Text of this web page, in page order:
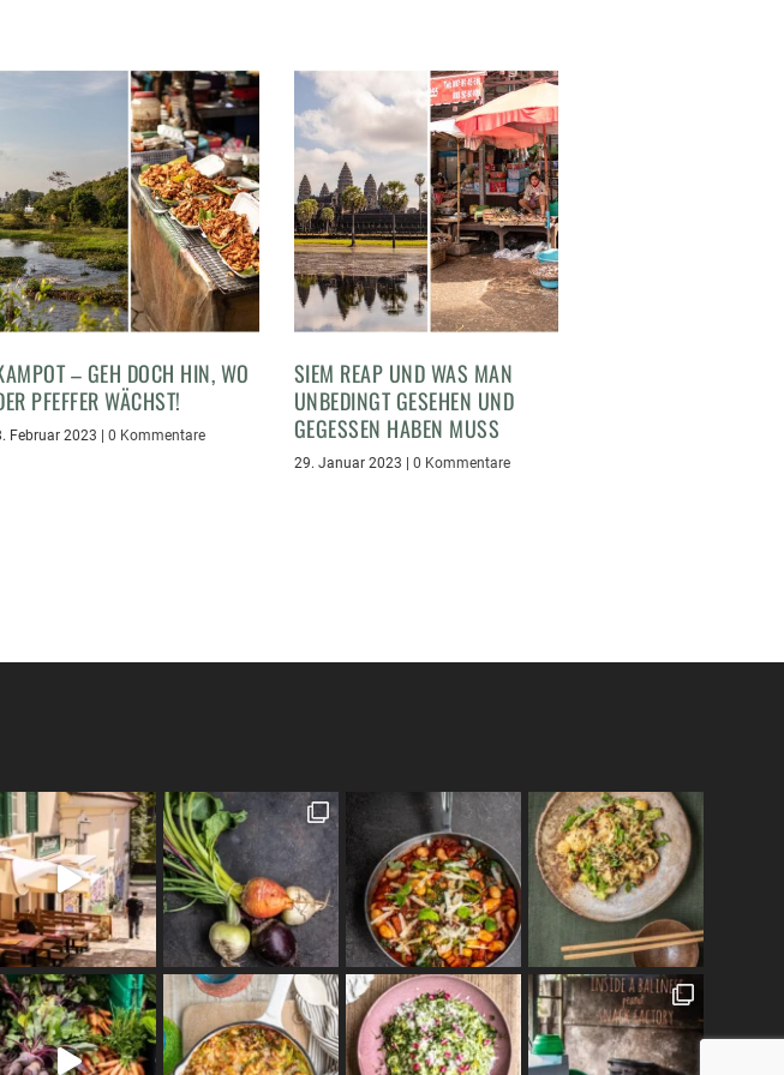
– GEH DOCH HIN, WO
PFEFFER WÄCHST!
Februar 2023 |0 Kommentare
SIEM REAP UND WAS MAN
UNBEDINGT GESEHEN UND
GEGESSEN HABEN MUSS
29. Januar 2023 0 Kommentare